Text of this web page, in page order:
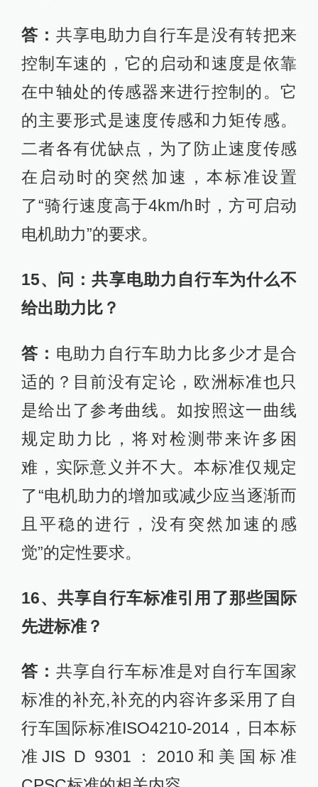
答： 共享电助力自行车是没有转把来
控制车速的，它的启动和速度是依靠
在中轴处的传感器来进行控制的。它
的主要形式是速度传感和力矩传感。
二者各有优缺点，为了防止速度传感
在启动时的突然加速，本标准设置
了“骑行速度高于4km/h时，方可启动
电机助力”的要求。
15、问：共享电助力自行车为什么不
给出助力比？
答： 电助力自行车助力比多少才是合
适的？目前没有定论，欧洲标准也只
是给出了参考曲线。如按照这一曲线
规定助力比，将对检测带来许多困
难，实际意义并不大。本标准仅规定
了“电机助力的增加或减少应当逐渐而
且平稳的进行，没有突然加速的感
觉”的定性要求。
16、共享自行车标准引用了那些国际
先进标准？
答： 共享自行车标准是对自行车国家
标准的补充,补充的内容许多采用了自
行车国际标准ISO4210-2014，日本标
准JIS D 9301：2010和美国标准